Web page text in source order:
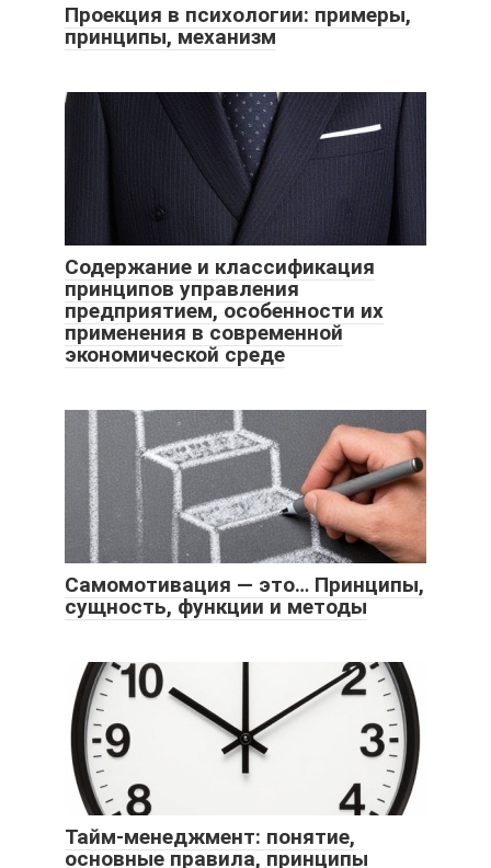
Проекция в психологии: примеры,
принципы, механизм
Содержание и классификация
принципов управления
предприятием, особенности их
применения в современной
экономической среде
Самомотивация — это… Принципы,
сущность, функции и методы
Тайм-менеджмент: понятие,
основные правила, принципы